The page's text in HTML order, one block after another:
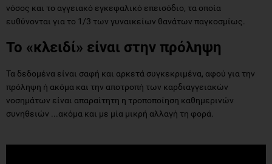
νόσος και το αγγειακό εγκεφαλικό επεισόδιο, τα οποία
ευθύνονται για το 1/3 των γυναικείων θανάτων παγκοσμίως.
Το «κλειδί» είναι στην πρόληψη
Τα δεδομένα είναι σαφή και αρκετά συγκεκριμένα, αφού για την
πρόληψη ή ακόμα και την αποτροπή των καρδιαγγειακών
νοσημάτων είναι απαραίτητη η τροποποίηση καθημερινών
συνηθειών ...ακόμα και με μία μικρή αλλαγή τη φορά.